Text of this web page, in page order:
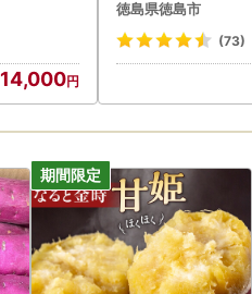
14,000
徳島県徳島市
(73)